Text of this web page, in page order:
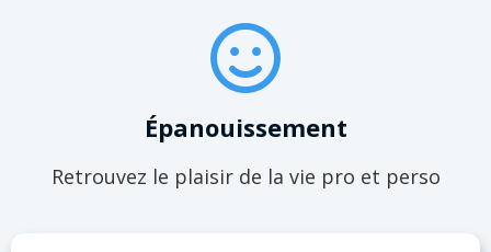
Épanouissement
Retrouvez le plaisir de la vie pro et perso